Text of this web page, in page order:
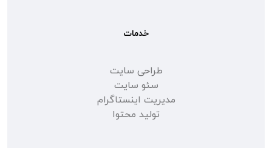
خدمات
طراحی سایت
سئو سایت
مدیریت اینستاگرام
تولید محتوا